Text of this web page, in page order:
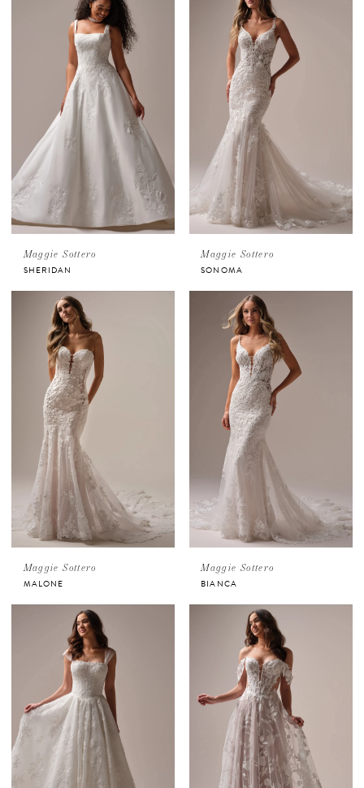
Maggie Sottero
SHERIDAN
Maggie Sottero
SONOMA
Maggie Sottero
MALONE
Maggie Sottero
BIANCA